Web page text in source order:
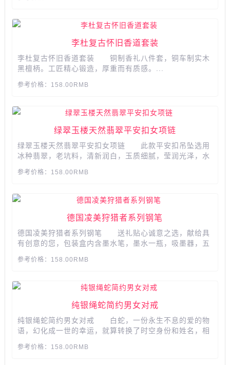
​​​​​​​李杜复古怀旧香道套装
李杜复古怀旧香道套装 铜制香礼八件套，铜车制实木
黑檀柄。工匠精心锻造，厚重而有质感。...
参考价格：158.00RMB
绿翠玉楼天然翡翠平安扣女项链
绿翠玉楼天然翡翠平安扣女项链 此款平安扣吊坠选用
冰种翡翠，老坑料，清新润白，玉质细腻，莹润光泽，水
参考价格：158.00RMB
德国凌美狩猎者系列钢笔
德国凌美狩猎者系列钢笔 送礼贴心诚意之选，献给具
有创意的您，包装盒内含墨水笔，墨水一瓶，吸墨器，五
的笔夹设计，方便携带，可夹在包带，墨水可视设计，人
度...
参考价格：158.00RMB
纯银绳蛇简约男女对戒
纯银绳蛇简约男女对戒 白蛇，一份永生不息的爱的物
语，幻化成一世的幸运，就算转换了时空身份和姓名，相
一款蛇与绳子构成的戒指，925纯银材质，十足具有灵
参考价格：158.00RMB